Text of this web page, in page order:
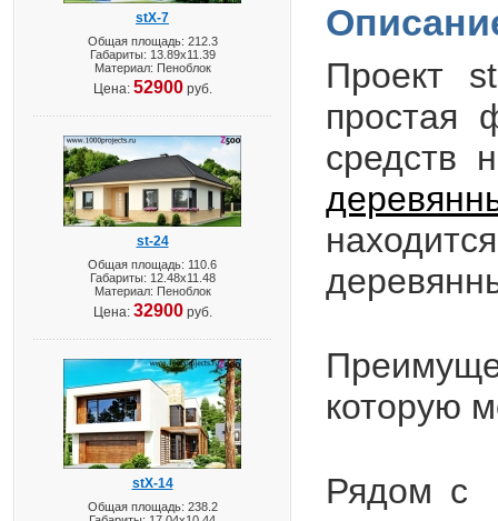
stX-7
Общая площадь: 212.3
Габариты: 13.89х11.39
Материал: Пеноблок
Цена: 52900руб.
st-24
Общая площадь: 110.6
Габариты: 12.48х11.48
Материал: Пеноблок
Цена: 32900руб.
stX-14
Общая площадь: 238.2
Проект st
простая
средств
которую
Рядом с